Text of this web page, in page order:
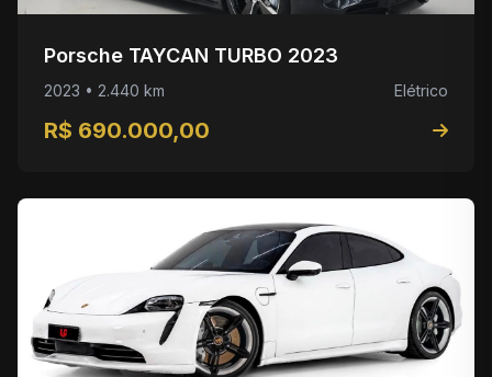
Porsche TAYCAN TURBO 2023
2023 • 2.440 km Elétrico
R$ 690.000,00